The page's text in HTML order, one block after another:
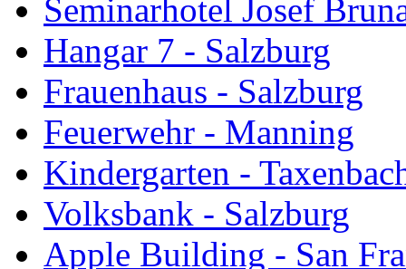
Seminarhotel Josef
Hangar 7 - Salzburg
Frauenhaus - Salzburg
Feuerwehr - Manning
Kindergarten -
Volksbank - Salzburg
Apple Building - San